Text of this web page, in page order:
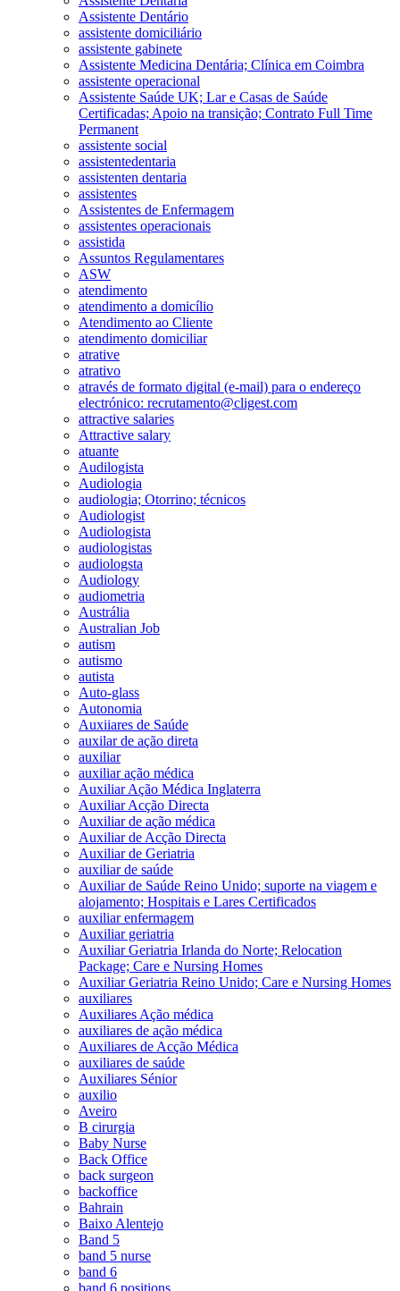
Assistente Dentário
assistente domiciliário
assistente gabinete
Assistente Medicina Dentária; Clínica em Coimbra
assistente operacional
Assistente Saúde UK; Lar e Casas de Saúde
Certificadas; Apoio na transição; Contrato Full Time
Permanent
assistente social
assistentedentaria
assistenten dentaria
assistentes
Assistentes de Enfermagem
assistentes operacionais
assistida
Assuntos Regulamentares
ASW
atendimento
atendimento a domicílio
Atendimento ao Cliente
atendimento domiciliar
atrative
atrativo
através de formato digital (e-mail) para o endereço
electrónico: recrutamento@cligest.com
attractive salaries
Attractive salary
atuante
Audilogista
Audiologia
audiologia; Otorrino; técnicos
Audiologist
Audiologista
audiologistas
audiologsta
Audiology
audiometria
Austrália
Australian Job
autism
autismo
autista
Auto-glass
Autonomia
Auxiiares de Saúde
auxilar de ação direta
auxiliar
auxiliar ação médica
Auxiliar Ação Médica Inglaterra
Auxiliar Acção Directa
Auxiliar de ação médica
Auxiliar de Acção Directa
Auxiliar de Geriatria
auxiliar de saúde
Auxiliar de Saúde Reino Unido; suporte na viagem e
alojamento; Hospitais e Lares Certificados
auxiliar enfermagem
Auxiliar geriatria
Auxiliar Geriatria Irlanda do Norte; Relocation
Package; Care e Nursing Homes
Auxiliar Geriatria Reino Unido; Care e Nursing Homes
auxiliares
Auxiliares Ação médica
auxiliares de ação médica
Auxiliares de Acção Médica
auxiliares de saúde
Auxiliares Sénior
auxilio
Aveiro
B cirurgia
Baby Nurse
Back Office
back surgeon
backoffice
Bahrain
Baixo Alentejo
Band 5
band 5 nurse
band 6
band 6 positions